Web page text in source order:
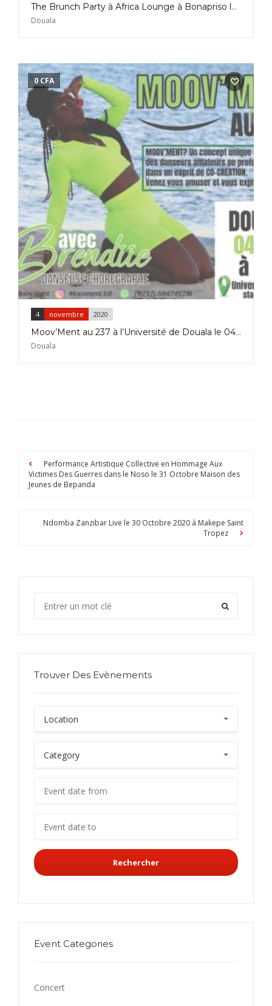
The Brunch Party à Africa Lounge à Bonapriso le 21 Novembre 2020
Douala
4 novembre 2020
Moov’Ment au 237 à l’Université de Douala le 04 Novembre 2020
0 CFA
Douala
Performance Artistique Collective en Hommage Aux
Victimes Des Guerres dans le Noso le 31 Octobre Maison des
Jeunes de Bepanda
Ndomba Zanzibar Live le 30 Octobre 2020 à Makepe Saint
Tropez
Trouver Des Evènements
Rechercher
Event Categories
Concert